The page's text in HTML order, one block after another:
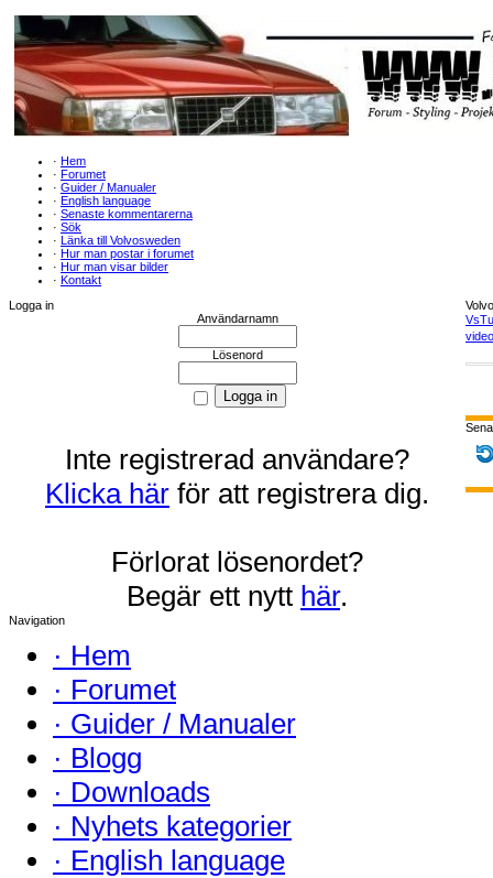
· Hem
· Forumet
· Guider / Manualer
· English language
· Senaste kommentarerna
· Sök
· Länka till Volvosweden
· Hur man postar i forumet
· Hur man visar bilder
· Kontakt
Logga in
Användarnamn
Lösenord
Inte registrerad användare?
Klicka här för att registrera dig.
Förlorat lösenordet?
Begär ett nytt här.
Navigation
· Hem
· Forumet
· Guider / Manualer
· Blogg
· Downloads
· Nyhets kategorier
· English language